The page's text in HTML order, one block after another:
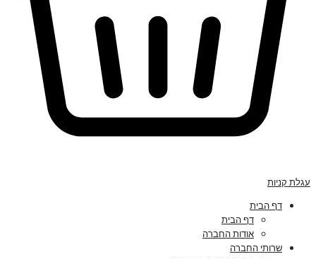
עגלת קניות
דף הבית
דף הבית
אודות החברה
שרותי החברה